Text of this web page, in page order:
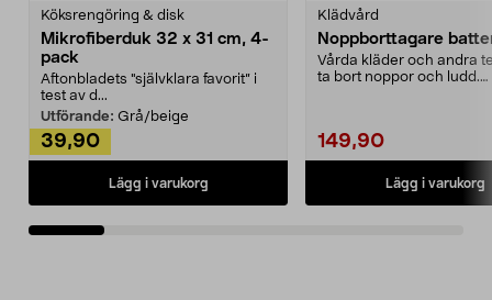
Köksrengöring & disk
Mikrofiberduk 32 x 31 cm, 4-
pack
Aftonbladets "självklara favorit” i
test av d...
Utförande: Grå/beige
39,90
Lägg i varukorg
Klädvård
Noppborttagare
Vårda kläder och andra
ta bort noppor och ludd.
149,90
Lägg i varukorg